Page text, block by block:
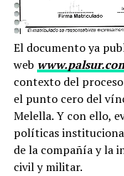
El documento ya
web
contexto del
el punto cero del
Melella. Y con ello,
políticas
de la compañía y la
civil y militar.